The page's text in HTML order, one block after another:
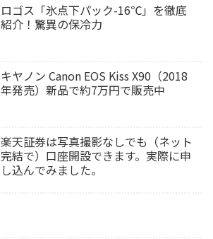
ロゴス「氷点下パック-16℃」を徹底
紹介！驚異の保冷力
キヤノン Canon EOS Kiss X90（2018
年発売）新品で約7万円で販売中
楽天証券は写真撮影なしでも（ネット
完結で）口座開設できます。実際に申
し込んでみました。